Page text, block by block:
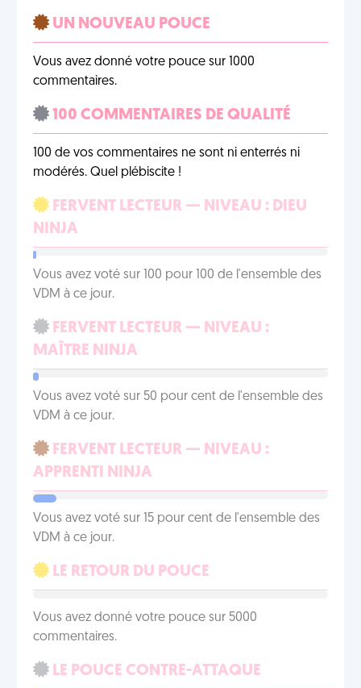
UN NOUVEAU POUCE
Vous avez donné votre pouce sur 1000
commentaires.
100 COMMENTAIRES DE QUALITÉ
100 de vos commentaires ne sont ni enterrés ni
modérés. Quel plébiscite !
FERVENT LECTEUR — NIVEAU : DIEU
NINJA
Vous avez voté sur 100 pour 100 de l'ensemble des
VDM à ce jour.
FERVENT LECTEUR — NIVEAU :
MAÎTRE NINJA
Vous avez voté sur 50 pour cent de l'ensemble des
VDM à ce jour.
FERVENT LECTEUR — NIVEAU :
APPRENTI NINJA
Vous avez voté sur 15 pour cent de l'ensemble des
VDM à ce jour.
LE RETOUR DU POUCE
Vous avez donné votre pouce sur 5000
commentaires.
LE POUCE CONTRE-ATTAQUE